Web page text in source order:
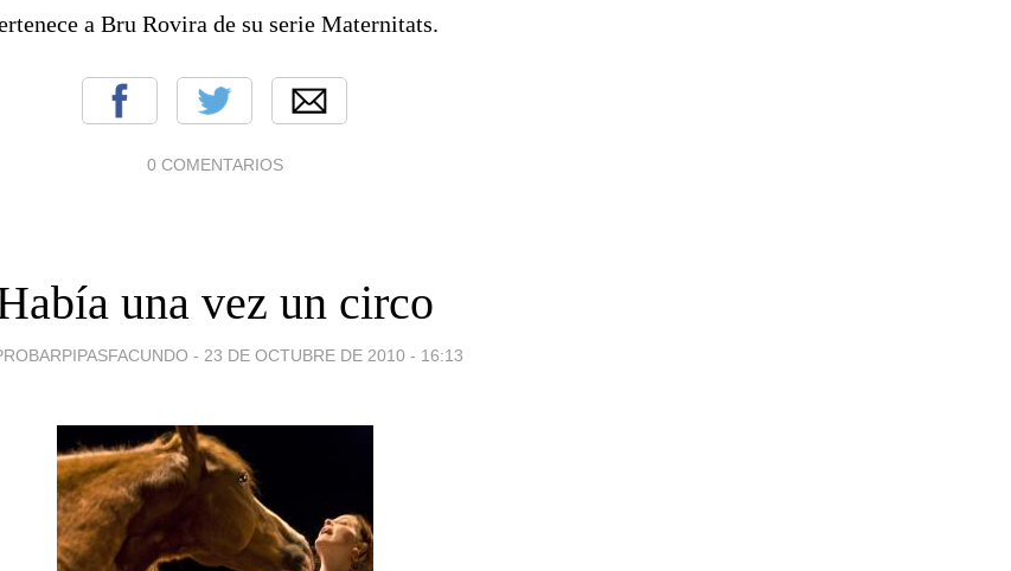
a Bru Rovira de su serie Maternitats.
0 COMENTARIOS
una vez un circo
- 23 DE OCTUBRE DE 2010 - 16:13